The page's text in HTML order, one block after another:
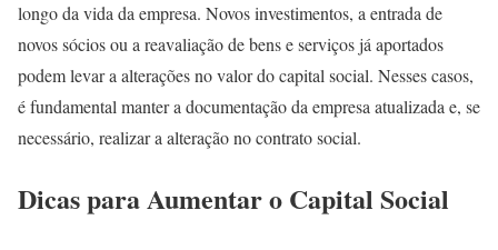
longo da vida da empresa. Novos investimentos, a entrada de
novos sócios ou a reavaliação de bens e serviços já aportados
podem levar a alterações no valor do capital social. Nesses casos,
é fundamental manter a documentação da empresa atualizada e, se
necessário, realizar a alteração no contrato social.
Dicas para Aumentar o Capital Social